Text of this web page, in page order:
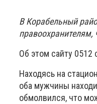
В Корабельный
Об этом сайту 0512
Находясь на
оба мужчины
обмолвился, что